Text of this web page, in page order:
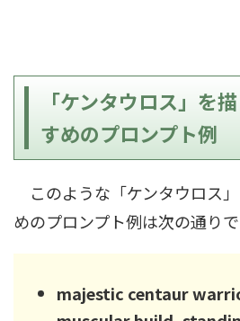
「ケンタウロス」を
すめのプロンプト例
このような「ケンタウロス
めのプロンプト例は次の通りで
majestic centaur